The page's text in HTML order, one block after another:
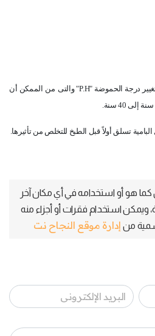
درجة الحموضة "P.H" والتى من الممكن أن
تسلق أولاً قبل الطبخ للتخلص من تأثيرها.
كما هو أو استخدامه في أي مكان آخر
ويمكن استخدام فقرات أو أجزاء منه
من إدارة موقع النجاح نت